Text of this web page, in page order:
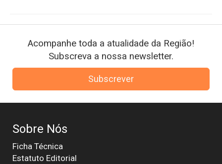
Acompanhe toda a atualidade da Região!
Subscreva a nossa newsletter.
Subscrever
Sobre Nós
Ficha Técnica
Estatuto Editorial